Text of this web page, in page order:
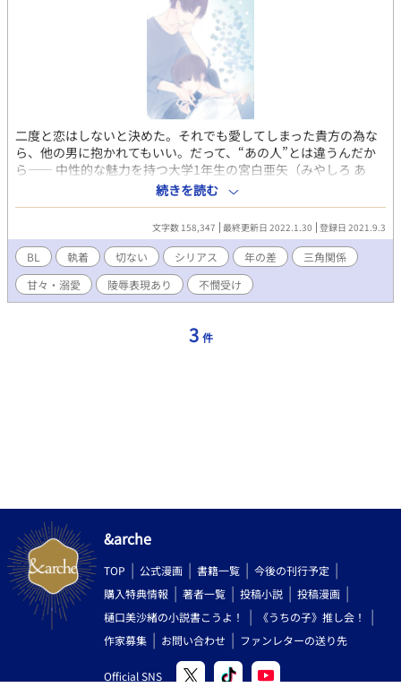
二度と恋はしないと決めた。それでも愛してしまった貴方の為な
ら、他の男に抱かれてもいい。だって、“あの人”とは違うんだか
ら―― 中性的な魅力を持つ大学1年生の宮白亜矢（みやしろ あ
や）は、常に不特定の男と寝ていた。しかし、その行為によって
絶頂を迎えることは決してない。何故なら、その男達は調教の道
具に過ぎないからだ。 それは2年前、一ノ瀬グループの社長子
息・一ノ瀬結月（いちのせ ゆづき）との出会いが、すべての始ま
りだった。 孤独に囚われ、愛に執心する一ノ瀬結月。 カラダだけ
の関係と知りながらも、亜矢に恋愛感情を抱く、大学の先輩・沙
雪隆大（さゆき たかひろ）。 そして、閉ざされた過去の元凶であ
る亜矢の初恋の相手、蓮見千尋（はすみ ちひろ）。 どこか似た狂
る。 ［執着溺愛攻め×健気美人受け（総受け） 攻め→攻めの描
恋の代償− からタイトル変更しております
続きを読む
文字数 158,347 最終更新日 2022.1.30 登録日 2021.9.3
BL 執着 切ない シリアス 年の差
三角関係
甘々・溺愛
陵辱表現あり 不憫受け
3 件
&arche
TOP 公式漫画 書籍一覧
今後の刊行予定
購入特典情報
著者一覧 投稿小説
投稿漫画
樋口美沙緒の小説書こうよ！
《うちの子》推し会！
作家募集
お問い合わせ ファンレターの送り先
Official SNS